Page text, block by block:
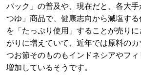
パック」の普及や、現在だと、各大
つゆ」商品で、健康志向から減塩す
を「たっぷり使用」することが売り
がりに増えていて、近年では原料の
つお節そのものもインドネシアやフ
増加しているそうです。